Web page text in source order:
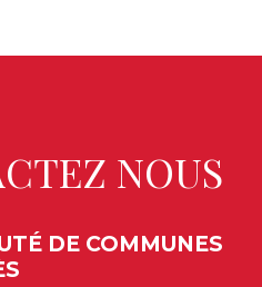
NOUS
DE COMMUNES